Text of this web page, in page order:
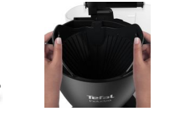
Programmeerbare
Startfunctie 50 s Style